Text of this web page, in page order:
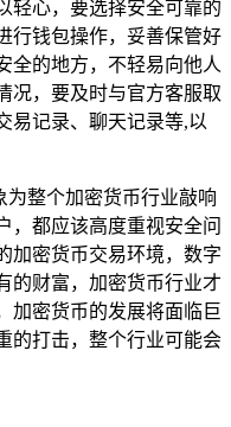
轻心，要选择安全可靠的
行钱包操作，妥善保管好
全的地方，不轻易向他人
况，要及时与官方客服取
易记录、聊天记录等,以
为整个加密货币行业敲响
，都应该高度重视安全问
加密货币交易环境，数字
的财富，加密货币行业才
加密货币的发展将面临巨
的打击，整个行业可能会